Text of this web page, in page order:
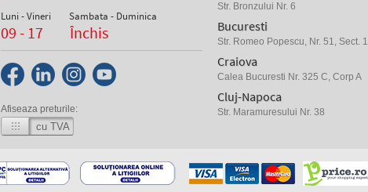
Luni - Vineri
09 - 17
Sambata - Duminica
Închis
Afiseaza preturile:
cu TVA
Str. Bronzului Nr. 6
Bucuresti
Str. Romeo Popescu, Nr. 51, Sect. 1
Craiova
Calea Bucuresti Nr. 325 C, Corp A
Cluj-Napoca
Str. Maramuresului Nr. 38